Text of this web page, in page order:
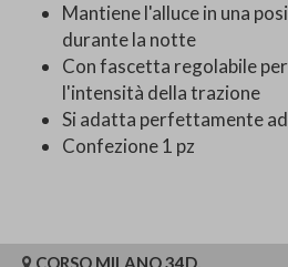
Mantiene l'alluce in una
durante la notte
Con fascetta regolabile
l'intensità della trazione
Si adatta perfettamente
Confezione 1 pz
CORSO MILANO 34D,